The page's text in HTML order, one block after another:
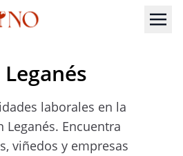
laborales en la
Encuentra
viñedos y empresas